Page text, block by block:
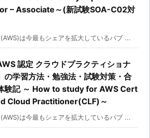
– Associate～(新試験SOA-C02対
は今最もシェアを拡大しているパブ ...
認定 クラウドプラクティショナ
の学習方法・勉強法・試験対策・合
験記 ～ How to study for AWS Cert
Cloud Practitioner(CLF)～
は今最もシェアを拡大しているパブ ...